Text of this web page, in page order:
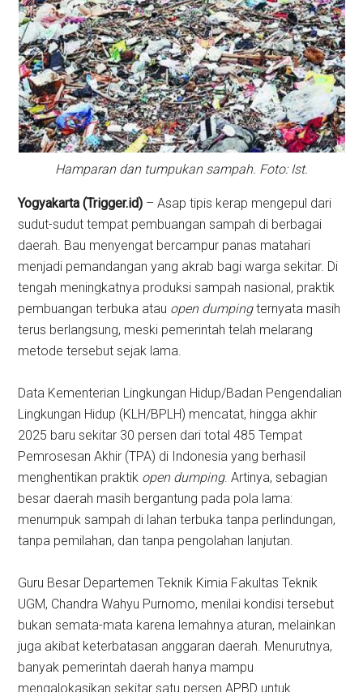
Hamparan dan tumpukan sampah. Foto: Ist.
Yogyakarta (Trigger.id) – Asap tipis kerap mengepul dari
sudut-sudut tempat pembuangan sampah di berbagai
daerah. Bau menyengat bercampur panas matahari
menjadi pemandangan yang akrab bagi warga sekitar. Di
tengah meningkatnya produksi sampah nasional, praktik
pembuangan terbuka atau open dumpingternyata masih
terus berlangsung, meski pemerintah telah melarang
metode tersebut sejak lama.
Data Kementerian Lingkungan Hidup/Badan Pengendalian
Lingkungan Hidup (KLH/BPLH) mencatat, hingga akhir
2025 baru sekitar 30 persen dari total 485 Tempat
Pemrosesan Akhir (TPA) di Indonesia yang berhasil
menghentikan praktik open dumping. Artinya, sebagian
besar daerah masih bergantung pada pola lama:
menumpuk sampah di lahan terbuka tanpa perlindungan,
tanpa pemilahan, dan tanpa pengolahan lanjutan.
Guru Besar Departemen Teknik Kimia Fakultas Teknik
UGM, Chandra Wahyu Purnomo, menilai kondisi tersebut
bukan semata-mata karena lemahnya aturan, melainkan
juga akibat keterbatasan anggaran daerah. Menurutnya,
banyak pemerintah daerah hanya mampu
mengalokasikan sekitar satu persen APBD untuk